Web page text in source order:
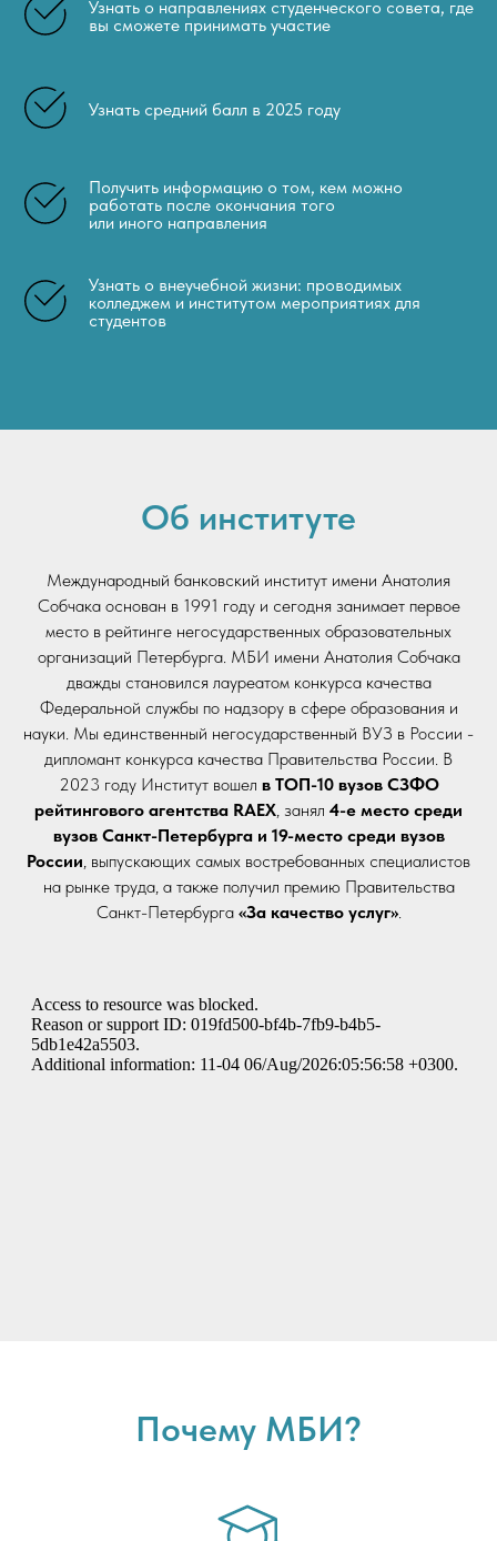
Узнать о направлениях студенческого совета, где
вы сможете принимать участие
Узнать средний балл в 2025 году
Получить информацию о том, кем можно
работать после окончания того
или иного направления
Узнать о внеучебной жизни: проводимых
колледжем и институтом мероприятиях для
студентов
Об институте
Международный банковский институт имени Анатолия
Собчака основан в 1991 году и сегодня занимает первое
место в рейтинге негосударственных образовательных
организаций Петербурга. МБИ имени Анатолия Собчака
дважды становился лауреатом конкурса качества
Федеральной службы по надзору в сфере образования и
науки. Мы единственный негосударственный ВУЗ в России -
дипломант конкурса качества Правительства России. В
2023 году Институт вошел в ТОП-10 вузов СЗФО
рейтингового агентства RAEX, занял 4-е место среди
вузов Санкт-Петербурга и 19-место среди вузов
России, выпускающих самых востребованных специалистов
на рынке труда, а также получил премию Правительства
Санкт-Петербурга «За качество услуг».
Почему МБИ?